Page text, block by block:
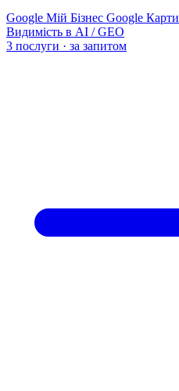
Google Мій Бізнес Google Карти
Видимість в AI / GEO
3 послуги · за запитом